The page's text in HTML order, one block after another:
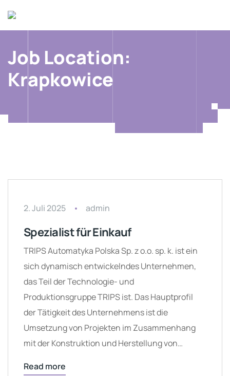
Job Location:
Krapkowice
2. Juli 2025 admin
Spezialist für Einkauf
TRIPS Automatyka Polska Sp. z o.o. sp. k. ist ein
sich dynamisch entwickelndes Unternehmen,
das Teil der Technologie- und
Produktionsgruppe TRIPS ist. Das Hauptprofil
der Tätigkeit des Unternehmens ist die
Umsetzung von Projekten im Zusammenhang
mit der Konstruktion und Herstellung von…
Read more